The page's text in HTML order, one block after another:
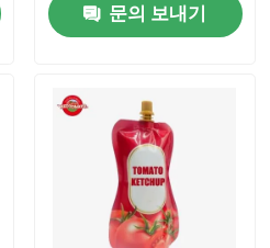
문의 보내기